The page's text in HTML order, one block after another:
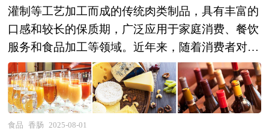
灌制等工艺加工而成的传统肉类制品，具有丰富的
口感和较长的保质期，广泛应用于家庭消费、餐饮
服务和食品加工等领域。近年来，随着消费者对便
捷、美味食品需求的增加，以及冷链物流技术的不
断进步，中国香肠市场呈现出快速发展的态势。
香肠行业研究报告主要分析了香肠行业的国内外发
展概况、行业的发展环境、市场分析（市场规模、
食品 香肠 2025-08-01